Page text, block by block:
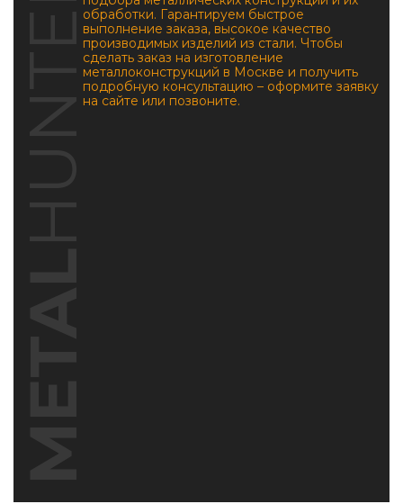
HUNTERS
обработки. Гарантируем быстрое
выполнение заказа, высокое качество
производимых изделий из стали. Чтобы
сделать заказ на изготовление
металлоконструкций в Москве и получить
подробную консультацию – оформите заявку
на сайте или позвоните.